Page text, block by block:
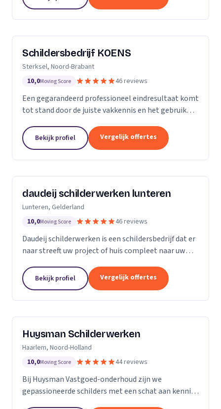
blijft...
Schildersbedrijf KOENS
Sterksel, Noord-Brabant
10,0Moving Score 46 reviews
Een gegarandeerd professioneel eindresultaat komt
tot stand door de juiste vakkennis en het gebruik
Bekijk profiel Vergelijk offertes
daudeij schilderwerken lunteren
Lunteren, Gelderland
10,0Moving Score 46 reviews
Daudeij schilderwerken is een schildersbedrijf dat er
naar streeft uw project of huis compleet naar uw
werken en beschikken over goede materialen die
ons...
Bekijk profiel Vergelijk offertes
Huysman Schilderwerken
Haarlem, Noord-Holland
10,0Moving Score 44 reviews
Bij Huysman Vastgoed-onderhoud zijn we
gepassioneerde schilders met een schat aan kennis